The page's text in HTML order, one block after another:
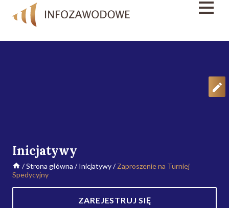
Inicjatywy
/Strona główna /Inicjatywy/Zaproszenie na Turniej
Spedycyjny
ZAREJESTRUJ SIĘ